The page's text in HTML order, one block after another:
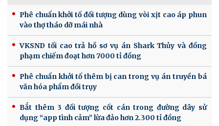
Phê chuẩn khởi tố đối tượng dùng vòi xịt cao áp phun
vào thợ tháo dỡ mái nhà
VKSND tối cao trả hồ sơ vụ án Shark Thủy và đồng
phạm chiếm đoạt hơn 7000 tỉ đồng
Phê chuẩn khởi tố thêm bị can trong vụ án truyền bá
văn hóa phẩm đồi trụy
Bắt thêm 3 đối tượng cốt cán trong đường dây sử
dụng “app tình cảm” lừa đảo hơn 2.300 tỉ đồng